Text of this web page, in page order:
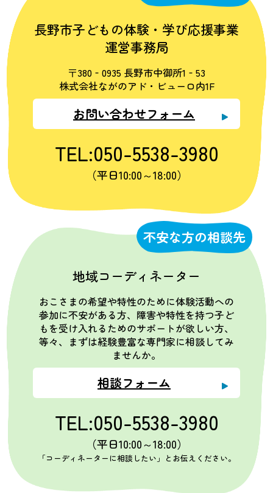
長野市子どもの体験・学び応援事業
運営事務局
〒380‐0935 長野市中御所1‐53
株式会社ながのアド・ビューロ内1F
お問い合わせフォーム
TEL:050-5538-3980
（平日10:00～18:00）
不安な方の相談先
地域コーディネーター
おこさまの希望や特性のために体験活動への
参加に不安がある方、障害や特性を持つ子ど
もを受け入れるためのサポートが欲しい方、
等々、まずは経験豊富な専門家に相談してみ
ませんか。
相談フォーム
TEL:050-5538-3980
（平日10:00～18:00）
「コーディネーターに相談したい」とお伝えください。